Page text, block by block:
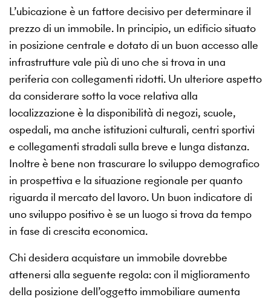
L’ubicazione è un fattore decisivo per determinare il
prezzo di un immobile. In principio, un edificio situato
in posizione centrale e dotato di un buon accesso alle
infrastrutture vale più di uno che si trova in una
periferia con collegamenti ridotti. Un ulteriore aspetto
da considerare sotto la voce relativa alla
localizzazione è la disponibilità di negozi, scuole,
ospedali, ma anche istituzioni culturali, centri sportivi
e collegamenti stradali sulla breve e lunga distanza.
Inoltre è bene non trascurare lo sviluppo demografico
in prospettiva e la situazione regionale per quanto
riguarda il mercato del lavoro. Un buon indicatore di
uno sviluppo positivo è se un luogo si trova da tempo
in fase di crescita economica.
Chi desidera acquistare un immobile dovrebbe
attenersi alla seguente regola: con il miglioramento
della posizione dell’oggetto immobiliare aumenta